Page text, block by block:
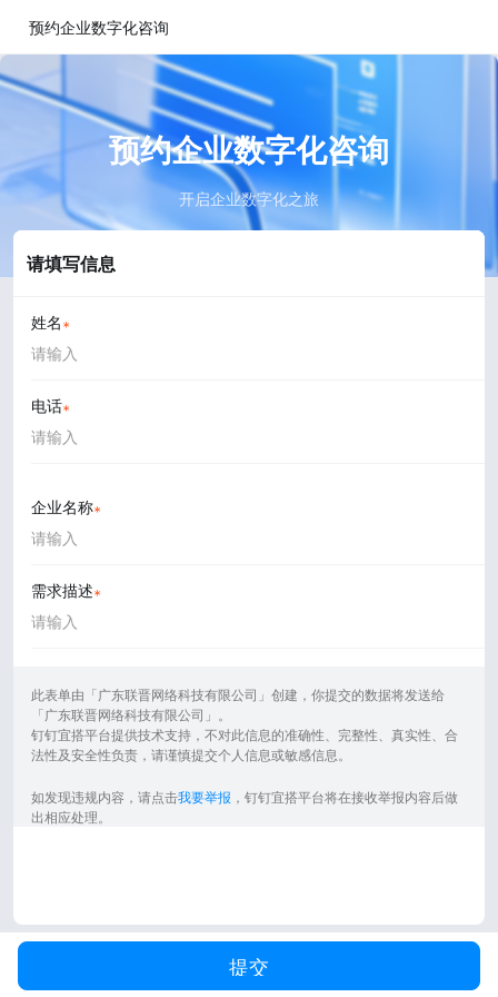
预约企业数字化咨询
预约企业数字化咨询
开启企业数字化之旅
请填写信息
姓名
电话
企业名称
需求描述
此表单由「广东联晋网络科技有限公司」创建，你提交的数据将发送给
「广东联晋网络科技有限公司」。
钉钉宜搭平台提供技术支持，不对此信息的准确性、完整性、真实性、合
法性及安全性负责，请谨慎提交个人信息或敏感信息。
如发现违规内容，请点击我要举报 ，钉钉宜搭平台将在接收举报内容后做
出相应处理。
提交